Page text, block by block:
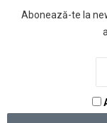
Abonează-te la